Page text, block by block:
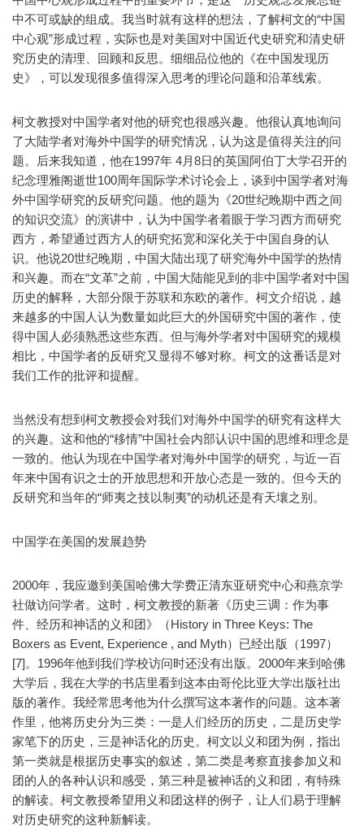
中不可或缺的组成。我当时就有这样的想法，了解柯文的“中国
中心观”形成过程，实际也是对美国对中国近代史研究和清史研
究历史的清理、回顾和反思。细细品位他的《在中国发现历
史》，可以发现很多值得深入思考的理论问题和沿革线索。
柯文教授对中国学者对他的研究也很感兴趣。他很认真地询问
了大陆学者对海外中国学的研究情况，认为这是值得关注的问
题。后来我知道，他在1997年 4月8日的英国阿伯丁大学召开的
纪念理雅阁逝世100周年国际学术讨论会上，谈到中国学者对海
外中国学研究的反研究问题。他的题为《20世纪晚期中西之间
的知识交流》的演讲中，认为中国学者着眼于学习西方而研究
西方，希望通过西方人的研究拓宽和深化关于中国自身的认
识。他说20世纪晚期，中国大陆出现了研究海外中国学的热情
和兴趣。而在“文革”之前，中国大陆能见到的非中国学者对中国
历史的解释，大部分限于苏联和东欧的著作。柯文介绍说，越
来越多的中国人认为数量如此巨大的外国研究中国的著作，使
得中国人必须熟悉这些东西。但与海外学者对中国研究的规模
相比，中国学者的反研究又显得不够对称。柯文的这番话是对
我们工作的批评和提醒。
当然没有想到柯文教授会对我们对海外中国学的研究有这样大
的兴趣。这和他的“移情”中国社会内部认识中国的思维和理念是
一致的。他认为现在中国学者对海外中国学的研究，与近一百
年来中国有识之士的开放思想和开放心态是一致的。但今天的
反研究和当年的“师夷之技以制夷”的动机还是有天壤之别。
中国学在美国的发展趋势
2000年，我应邀到美国哈佛大学费正清东亚研究中心和燕京学
社做访问学者。这时，柯文教授的新著《历史三调：作为事
件、经历和神话的义和团》（History in Three Keys: The
Boxers as Event, Experience , and Myth）已经出版（1997）
[7]。1996年他到我们学校访问时还没有出版。2000年来到哈佛
大学后，我在大学的书店里看到这本由哥伦比亚大学出版社出
版的著作。我经常思考他为什么撰写这本著作的问题。这本著
作里，他将历史分为三类：一是人们经历的历史，二是历史学
家笔下的历史，三是神话化的历史。柯文以义和团为例，指出
第一类就是根据历史事实的叙述，第二类是考察直接参加义和
团的人的各种认识和感受，第三种是被神话的义和团，有特殊
的解读。柯文教授希望用义和团这样的例子，让人们易于理解
对历史研究的这种新解读。